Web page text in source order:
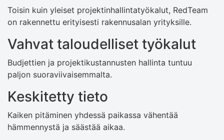
Toisin kuin yleiset projektinhallintatyökalut, RedTeam
on rakennettu erityisesti rakennusalan yrityksille.
Vahvat taloudelliset työkalut
Budjettien ja projektikustannusten hallinta tuntuu
paljon suoraviivaisemmalta.
Keskitetty tieto
Kaiken pitäminen yhdessä paikassa vähentää
hämmennystä ja säästää aikaa.